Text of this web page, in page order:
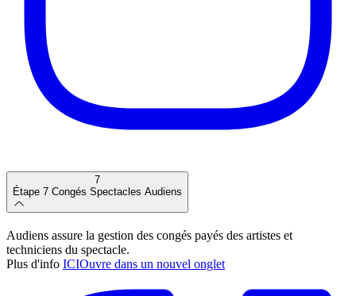
7
Étape 7 Congés Spectacles Audiens
Audiens assure la gestion des congés payés des artistes et
techniciens du spectacle.
Plus d'info ICIOuvre dans un nouvel onglet